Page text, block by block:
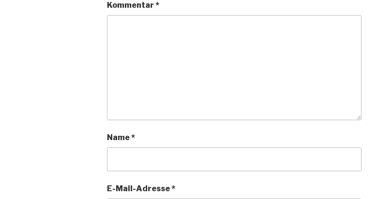
Kommentar *
Name*
E-Mail-Adresse*